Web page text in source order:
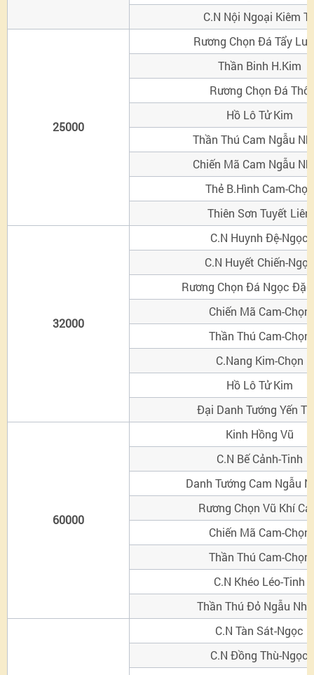
C.N Nội Ngoại Kiêm
25000
Rương Chọn Đá Tẩy
Thần Binh H.Kim
Rương Chọn Đá Thô
Hồ Lô Tử Kim
Thần Thú Cam Ngẫu
Chiến Mã Cam Ngẫu
Thẻ B.Hình Cam-Chọn
Thiên Sơn Tuyết Liên
32000
C.N Huynh Đệ-Ngọc
C.N Huyết Chiến-Ngọc
Rương Chọn Đá Ngọc
Chiến Mã Cam-Chọn
Thần Thú Cam-Chọn
C.Nang Kim-Chọn
Hồ Lô Tử Kim
Đại Danh Tướng Yến
60000
Kinh Hồng Vũ
C.N Bế Cảnh-Tinh
Danh Tướng Cam Ngẫu
Rương Chọn Vũ Khí
Chiến Mã Cam-Chọn
Thần Thú Cam-Chọn
C.N Khéo Léo-Tinh
Thần Thú Đỏ Ngẫu
C.N Tàn Sát-Ngọc
C.N Đồng Thù-Ngọc